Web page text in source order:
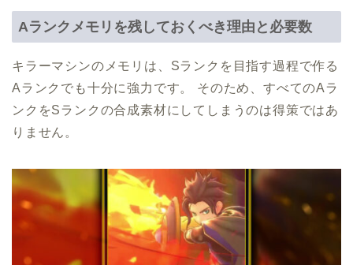
Aランクメモリを残しておくべき理由と必要数
キラーマシンのメモリは、Sランクを目指す過程で作る
Aランクでも十分に強力です。 そのため、すべてのAラ
ンクをSランクの合成素材にしてしまうのは得策ではあ
りません。